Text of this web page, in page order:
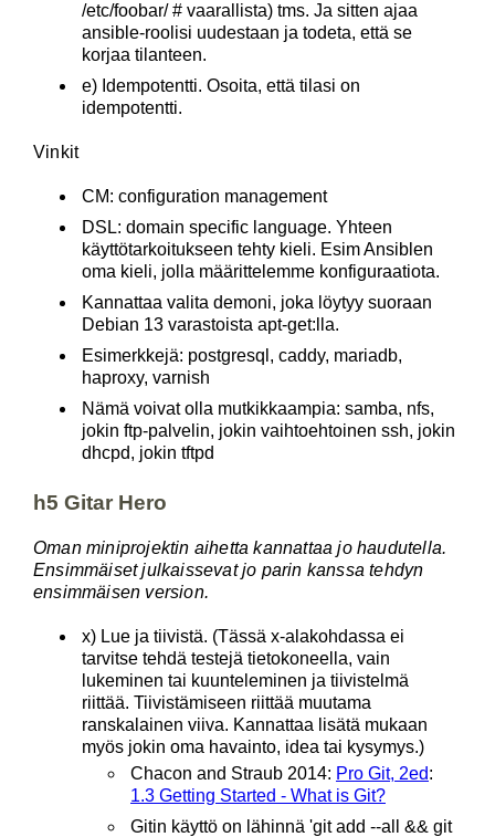
/etc/foobar/ # vaarallista) tms. Ja sitten ajaa
ansible-roolisi uudestaan ja todeta, että se
korjaa tilanteen.
e) Idempotentti. Osoita, että tilasi on
idempotentti.
Vinkit
CM: configuration management
DSL: domain specific language. Yhteen
käyttötarkoitukseen tehty kieli. Esim Ansiblen
oma kieli, jolla määrittelemme konfiguraatiota.
Kannattaa valita demoni, joka löytyy suoraan
Debian 13 varastoista apt-get:lla.
Esimerkkejä: postgresql, caddy, mariadb,
haproxy, varnish
Nämä voivat olla mutkikkaampia: samba, nfs,
jokin ftp-palvelin, jokin vaihtoehtoinen ssh, jokin
dhcpd, jokin tftpd
h5 Gitar Hero
Oman miniprojektin aihetta kannattaa jo haudutella.
Ensimmäiset julkaissevat jo parin kanssa tehdyn
ensimmäisen version.
x) Lue ja tiivistä. (Tässä x-alakohdassa ei
tarvitse tehdä testejä tietokoneella, vain
lukeminen tai kuunteleminen ja tiivistelmä
riittää. Tiivistämiseen riittää muutama
ranskalainen viiva. Kannattaa lisätä mukaan
myös jokin oma havainto, idea tai kysymys.)
Chacon and Straub 2014: Pro Git, 2ed:
1.3 Getting Started - What is Git?
Gitin käyttö on lähinnä 'git add --all && git